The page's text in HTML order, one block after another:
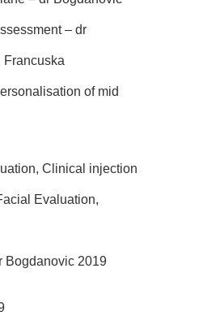
– dr
Francuska
of mid
Clinical injection
Evaluation,
Bogdanovic 2019